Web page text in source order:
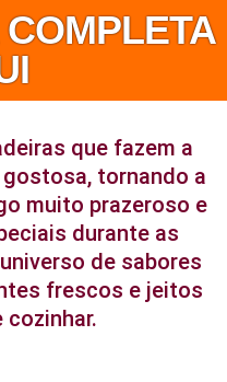
que fazem a
tornando a
muito prazeroso e
durante as
de sabores
frescos e jeitos